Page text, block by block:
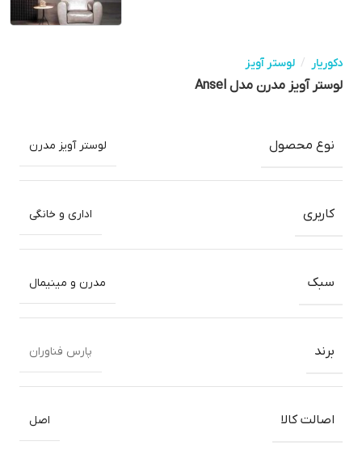
دکوریار / لوستر آویز
لوستر آویز مدرن مدل Ansel
نوع محصول لوستر آویز مدرن
کاربری اداری و خانگی
سبک مدرن و مینیمال
برند پارس فناوران
اصالت کالا اصل